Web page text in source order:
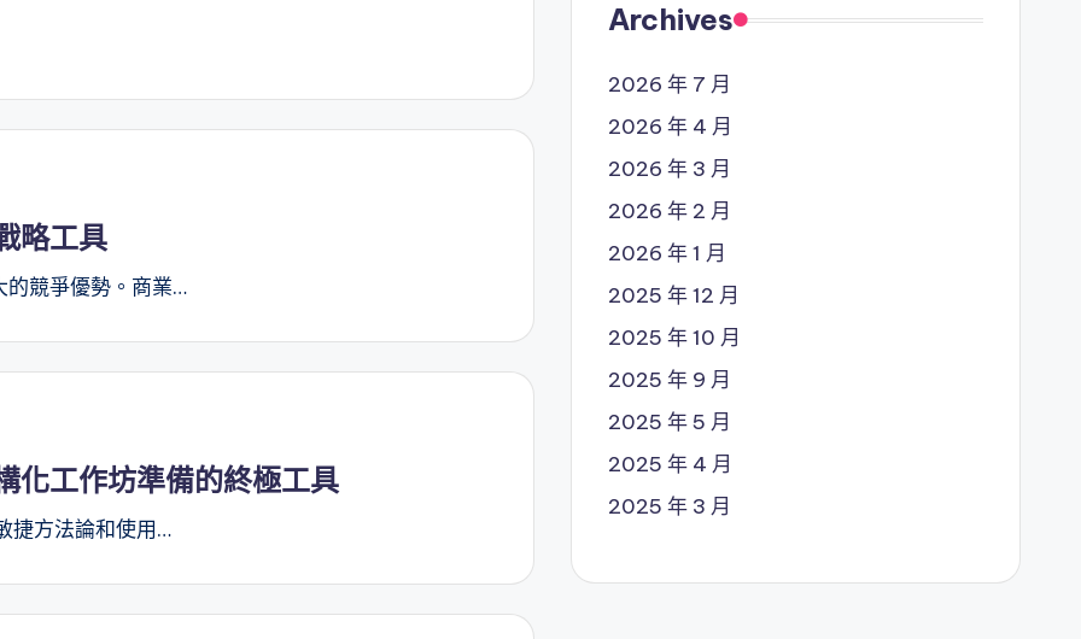
略工具
的競爭優勢。商業…
化工作坊準備的終極工具
捷方法論和使用…
Archives
2026 年 7 月
2026 年 4 月
2026 年 3 月
2026 年 2 月
2026 年 1 月
2025 年 12 月
2025 年 10 月
2025 年 9 月
2025 年 5 月
2025 年 4 月
2025 年 3 月